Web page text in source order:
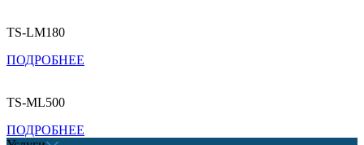
TS-LM180
ПОДРОБНЕЕ
TS-ML500
ПОДРОБНЕЕ